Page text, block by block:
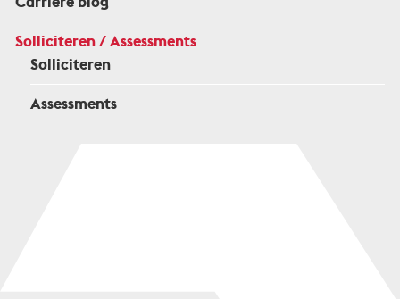
Solliciteren / Assessments
Solliciteren
Assessments